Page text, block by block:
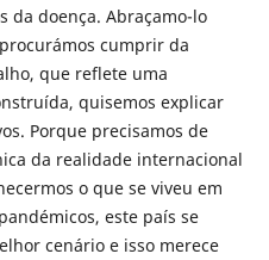
da doença. Abraçamo-lo
cumprir da
que reflete uma
quisemos explicar
Porque precisamos de
da realidade internacional
o que se viveu em
este país se
cenário e isso merece